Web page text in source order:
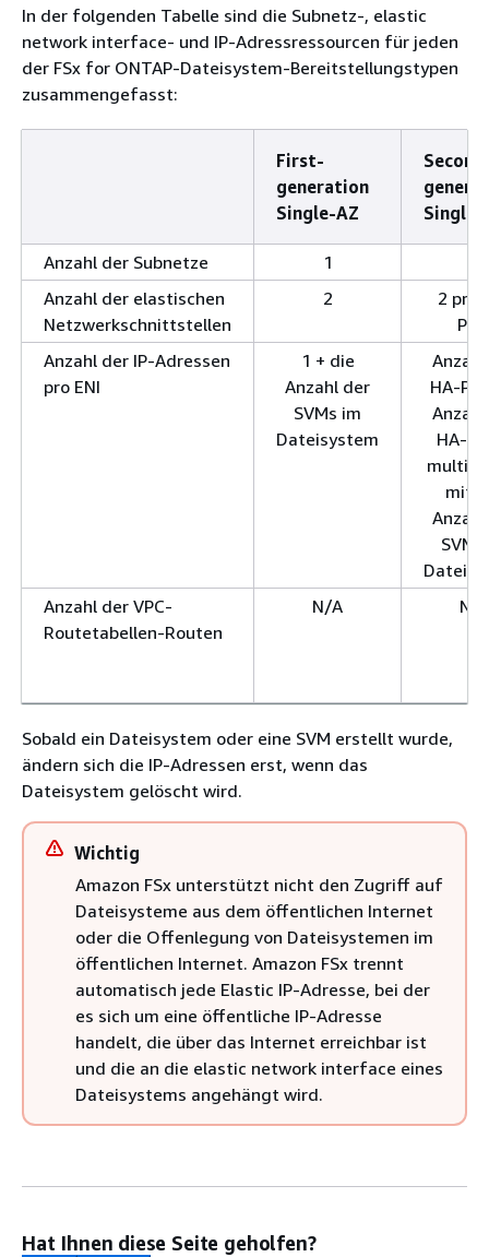
In der folgenden Tabelle sind die Subnetz-, elastic
network interface- und IP-Adressressourcen für jeden
der FSx for ONTAP-Dateisystem-Bereitstellungstypen
zusammengefasst:
First-
generation
Single-AZ
Single-
Anzahl der Subnetze 1
Anzahl der elastischen
Netzwerkschnittstellen
2
2 pro
Anzahl der IP-Adressen
pro ENI
1 + die
Anzahl der
SVMs im
Dateisystem
HA-
HA-
mit
Anzahl der VPC-
Routetabellen-Routen
N/A N/A
Sobald ein Dateisystem oder eine SVM erstellt wurde,
ändern sich die IP-Adressen erst, wenn das
Dateisystem gelöscht wird.
Wichtig
Amazon FSx unterstützt nicht den Zugriff auf
Dateisysteme aus dem öffentlichen Internet
oder die Offenlegung von Dateisystemen im
öffentlichen Internet. Amazon FSx trennt
automatisch jede Elastic IP-Adresse, bei der
es sich um eine öffentliche IP-Adresse
handelt, die über das Internet erreichbar ist
und die an die elastic network interface eines
Dateisystems angehängt wird.
Hat Ihnen diese Seite geholfen?